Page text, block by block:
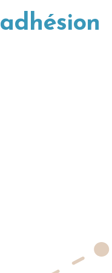
adhésion